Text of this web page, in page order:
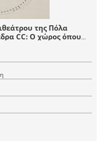
της Πόλα
CC: Ο χώρος όπου
θεατών. DD: Ο χώρος
των ζώων. ΕΕ: